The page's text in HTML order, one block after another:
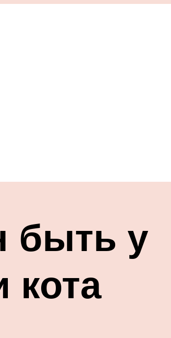
быть у
кота